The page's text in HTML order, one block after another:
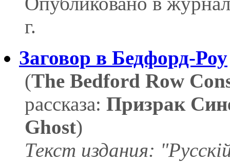
г.
Заговор в Бедфорд-Роу
(The Bedford Row
рассказа: Призрак
Ghost)
Текст издания: